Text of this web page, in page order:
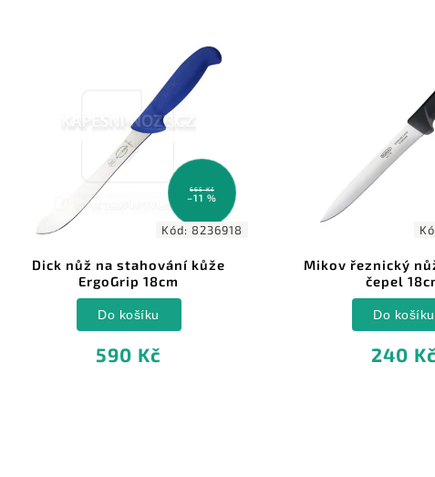
665 Kč
–11 %
Kód: 8236918
Dick nůž na stahování kůže
ErgoGrip 18cm
590 Kč
Do košíku
Mikov řeznický
čepel
240 Kč
Do košíku